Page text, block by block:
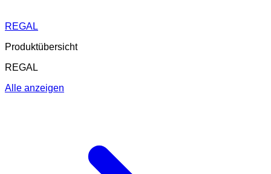
REGAL
Produktübersicht
REGAL
Alle anzeigen